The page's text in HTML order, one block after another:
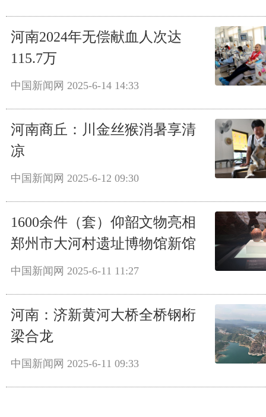
河南2024年无偿献血人次达
115.7万
中国新闻网 2025-6-14 14:33
河南商丘：川金丝猴消暑享清
凉
中国新闻网 2025-6-12 09:30
1600余件（套）仰韶文物亮相
郑州市大河村遗址博物馆新馆
中国新闻网 2025-6-11 11:27
河南：济新黄河大桥全桥钢桁
梁合龙
中国新闻网 2025-6-11 09:33